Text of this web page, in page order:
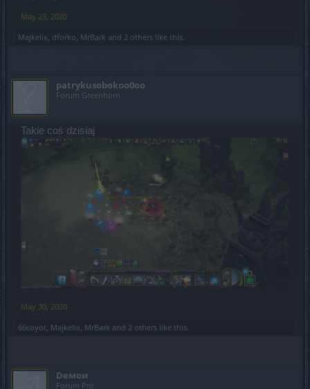
May 23, 2020
Majkelix, dforko, MrBark and 2 others like this.
patrykusobokoo0oo
Forum Greenhorn
Takie coś dzisiaj
May 30, 2020
66coyot, Majkelix, MrBark and 2 others like this.
Dемои
Forum Pro